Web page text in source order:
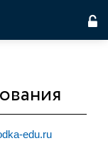
edu.ru